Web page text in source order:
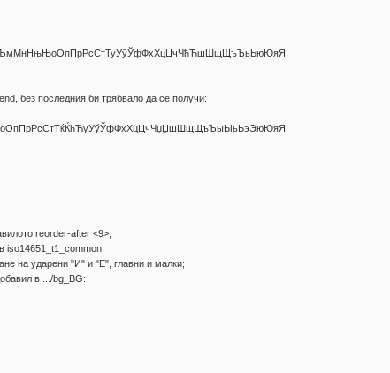
без последния би трябвало да се получи:
reorder-after <9>;
iso14651_t1_common;
на ударени "И" и "Е", главни и малки;
в .../bg_BG: